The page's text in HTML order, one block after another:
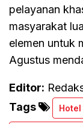
pelayanan
masyarakat
elemen untuk
Agustus
Editor:
Tags
Hotel